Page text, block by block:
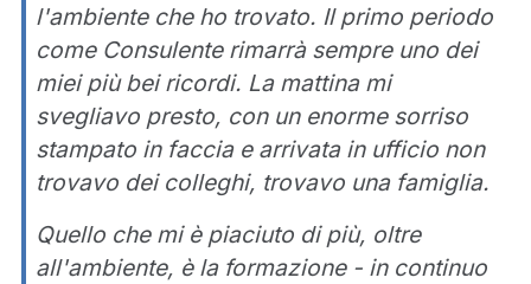
l'ambiente che ho trovato. Il primo periodo
come Consulente rimarrà sempre uno dei
miei più bei ricordi. La mattina mi
svegliavo presto, con un enorme sorriso
stampato in faccia e arrivata in ufficio non
trovavo dei colleghi, trovavo una famiglia.
Quello che mi è piaciuto di più, oltre
all'ambiente, è la formazione - in continuo